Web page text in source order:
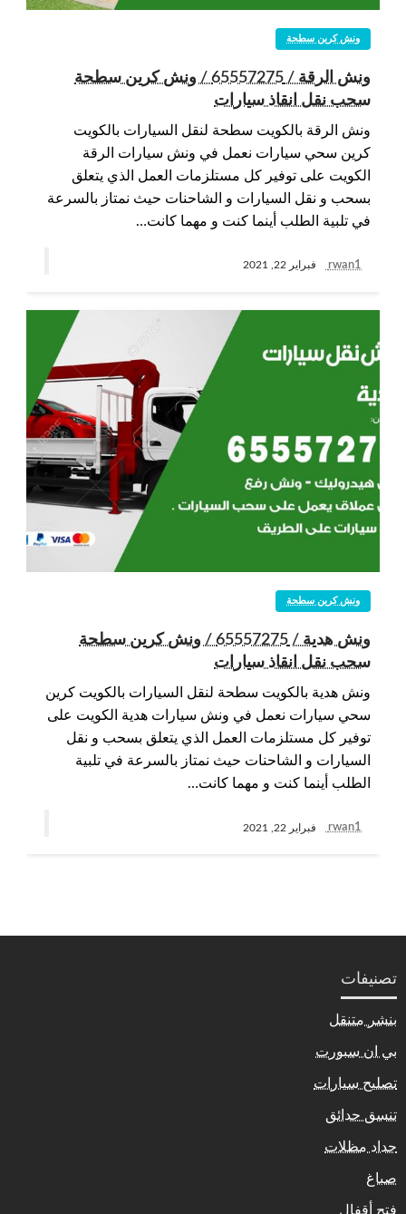
ونش كرين سطحة
ونش الرقة / 65557275 / ونش كرين سطحة
سحب نقل انقاذ سيارات
ونش الرقة بالكويت سطحة لنقل السيارات بالكويت
كرين سحي سيارات نعمل في ونش سيارات الرقة
الكويت على توفير كل مستلزمات العمل الذي يتعلق
بسحب و نقل السيارات و الشاحنات حيث نمتاز بالسرعة
في تلبية الطلب أينما كنت و مهما كانت…
rwan1 فبراير 22, 2021
ونش كرين سطحة
ونش هدية / 65557275 / ونش كرين سطحة
سحب نقل انقاذ سيارات
ونش هدية بالكويت سطحة لنقل السيارات بالكويت كرين
سحي سيارات نعمل في ونش سيارات هدية الكويت على
توفير كل مستلزمات العمل الذي يتعلق بسحب و نقل
السيارات و الشاحنات حيث نمتاز بالسرعة في تلبية
الطلب أينما كنت و مهما كانت…
rwan1 فبراير 22, 2021
تصنيفات
بنشر متنقل
بي ان سبورت
تصليح سيارات
تنسق حدائق
حداد مظلات
صباغ
فتح أقفال